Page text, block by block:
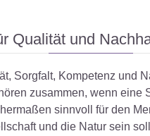
Qualität und
Sorgfalt, Kompetenz und
zusammen, wenn eine
sinnvoll für den
und die Natur sein